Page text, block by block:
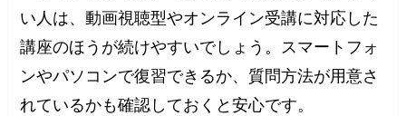
い人は、動画視聴型やオンライン受講に対応した
講座のほうが続けやすいでしょう。スマートフォ
ンやパソコンで復習できるか、質問方法が用意さ
れているかも確認しておくと安心です。